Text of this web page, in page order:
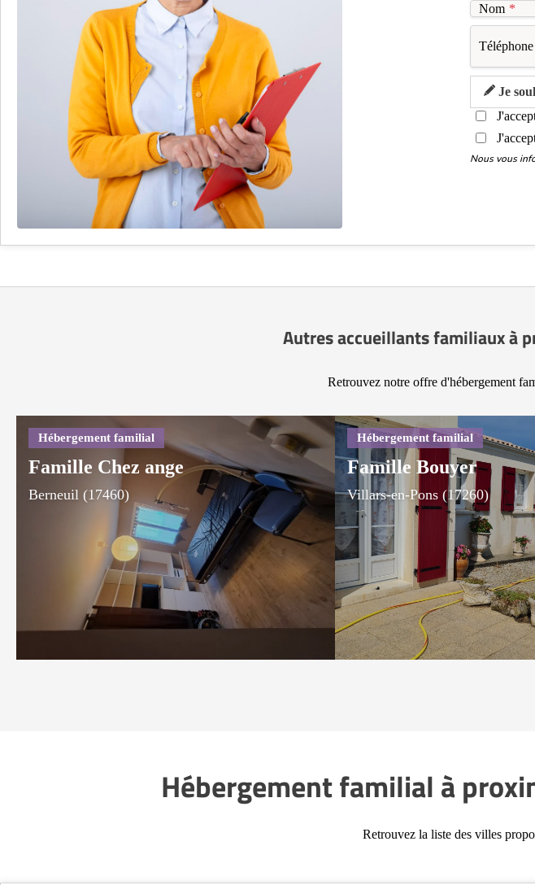
Nom *
Téléphone
Je
Nous vous
Autres accueillants familiaux à
Retrouvez notre offre d'hébergement
Famille Chez ange
Berneuil (17460)
Famille Bouyer
Villars-en-Pons (17260)
Hébergement familial à
Retrouvez la liste des villes